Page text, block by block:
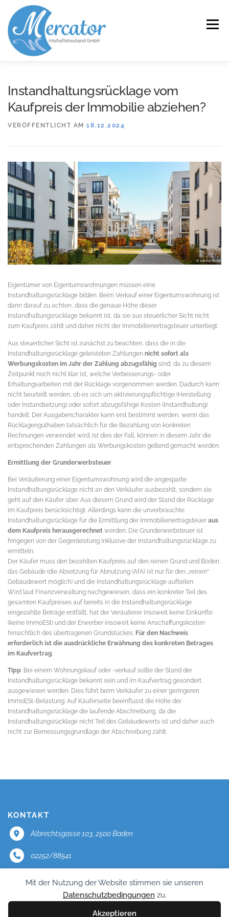
Mit der Nutzung der Website stimmen sie unseren
Datenschutzbedingungen zu.
Akzeptieren
Inhalt
springen
Menü
SERVICE KANZLEI KARRIERE KONTAKT
Instandhaltungsrücklage vom
Kaufpreis der Immobilie abziehen?
VERÖFFENTLICHT AM 18.12.2024
Eigentümer von Eigentumswohnungen müssen eine
Instandhaltungsrücklage bilden. Beim Verkauf einer Eigentumswohnung ist
dann darauf zu achten, dass die genaue Höhe dieser
Instandhaltungsrücklage bekannt ist, da sie aus steuerlicher Sicht nicht
zum Kaufpreis zählt und daher nicht der Immobilienertragsteuer unterliegt.
Aus steuerlicher Sicht ist zunächst zu beachten, dass die in die
Instandhaltungsrücklage geleisteten Zahlungen nicht sofort als
Werbungskosten im Jahr der Zahlung abzugsfähig sind, da zu diesem
Zeitpunkt noch nicht klar ist, welche Verbesserungs- oder
Erhaltungsarbeiten mit der Rücklage vorgenommen werden. Dadurch kann
nicht beurteilt werden, ob es sich um aktivierungspflichtige (Herstellung
oder Instandsetzung) oder sofort abzugsfähige Kosten (Instandhaltung)
handelt. Der Ausgabencharakter kann erst bestimmt werden, wenn das
Rücklagenguthaben tatsächlich für die Bezahlung von konkreten
Rechnungen verwendet wird. Ist dies der Fall, können in diesem Jahr die
entsprechenden Zahlungen als Werbungskosten geltend gemacht werden.
Ermittlung der Grunderwerbsteuer
Bei Veräußerung einer Eigentumswohnung wird die angesparte
Instandhaltungsrücklage nicht an den Verkäufer ausbezahlt, sondern sie
geht auf den Käufer über. Aus diesem Grund wird der Stand der Rücklage
im Kaufpreis berücksichtigt. Allerdings kann die unverbrauchte
Instandhaltungsrücklage für die Ermittlung der Immobilienertragsteuer aus
dem Kaufpreis herausgerechnet werden. Die Grunderwerbsteuer ist
hingegen von der Gegenleistung inklusive der Instandhaltungsrücklage zu
ermitteln.
Der Käufer muss den bezahlten Kaufpreis auf den reinen Grund und Boden,
das Gebäude (die Absetzung für Abnutzung (AfA) ist nur für den „reinen“
Gebäudewert möglich) und die Instandhaltungsrücklage aufteilen.
Wird laut Finanzverwaltung nachgewiesen, dass ein konkreter Teil des
gesamten Kaufpreises auf bereits in die Instandhaltungsrücklage
eingezahlte Beträge entfällt, hat der Veräußerer insoweit keine Einkünfte
(keine ImmoESt) und der Erwerber insoweit keine Anschaffungskosten
hinsichtlich des übertragenen Grundstückes. Für den Nachweis
erforderlich ist die ausdrückliche Erwähnung des konkreten Betrages
im Kaufvertrag
Tipp: Bei einem Wohnungskauf oder -verkauf sollte der Stand der
Instandhaltungsrücklage bekannt sein und im Kaufvertrag gesondert
ausgewiesen werden. Dies führt beim Verkäufer zu einer geringeren
ImmoESt-Belastung. Auf Käuferseite beeinflusst die Höhe der
Instandhaltungsrücklage die laufende Abschreibung, da die
Instandhaltungsrücklage nicht Teil des Gebäudewerts ist und daher auch
nicht zur Bemessungsgrundlage der Abschreibung zählt.
KONTAKT
Albrechtsgasse 103, 2500 Baden
02252/88541
office@mercator.at
Impressum